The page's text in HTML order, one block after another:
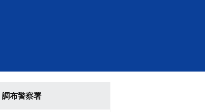
調布警察署